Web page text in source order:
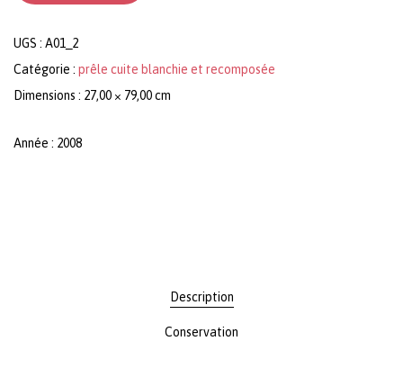
UGS : A01_2
Catégorie : prêle cuite blanchie et recomposée
Dimensions : 27,00 × 79,00 cm
Année : 2008
Description
Conservation